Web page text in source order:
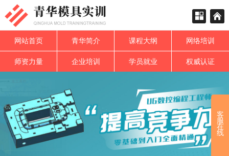
网站首页 青华简介 课程大纲 网络培训
师资力量 企业培训 学员就业 权威认证
客
服
在
线